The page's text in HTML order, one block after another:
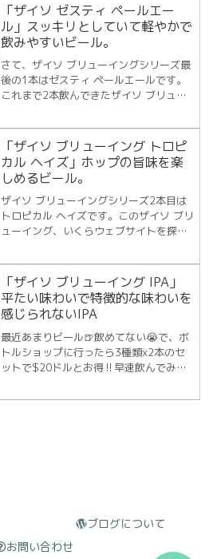
「ザイソ ゼスティ ペールエー
ル」スッキリとしていて軽やかで
飲みやすいビール。
さて、ザイソ ブリューイングシリーズ最
後の1本はゼスティ ペールエールです。
これまで2本飲んできたザイソ ブリュー
かな…といった感じ。大手ビール会社の
量販ビールに比べたらもちろんクラフト
ビール、でもクラフトビールというには
そちら...
「ザイソ ブリューイング トロピ
カル ヘイズ」ホップの旨味を楽
しめるビール。
ザイソ ブリューイングシリーズ2本目は
トロピカル ヘイズです。このザイソ ブリ
ューイング、いくらウェブサイトを探し
ん。調べてみると、どうやらTRIBE
Breweriesという独立系クラフトブリュ
ワリーを束ねる会社が醸造している...
「ザイソ ブリューイング IPA」
平たい味わいで特徴的な味わいを
感じられないIPA
最近あまりビール🍺飲めてない😭で、ボ
トルショップに行ったら3種類x2本のセ
ットで$20ドルとお得‼️早速飲んでみる
🍻 pic.twitter.com/XEAh4ovbNp— エン
ブログについて
お問い合わせ